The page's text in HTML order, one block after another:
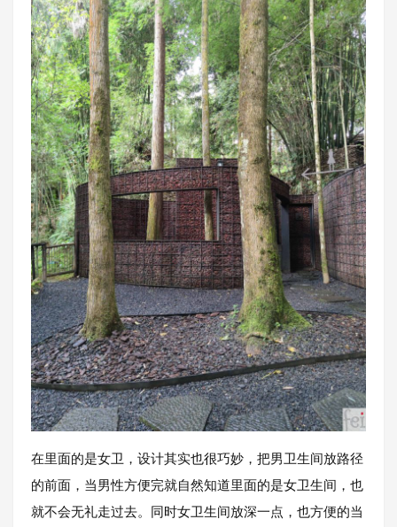
在里面的是女卫，设计其实也很巧妙，把男卫生间放路径
的前面，当男性方便完就自然知道里面的是女卫生间，也
就不会无礼走过去。同时女卫生间放深一点，也方便的当